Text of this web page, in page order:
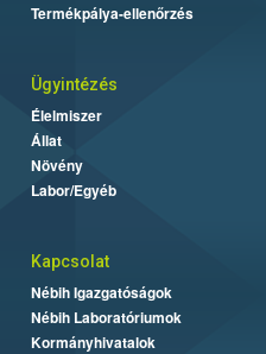
Termékpálya-ellenőrzés
Ügyintézés
Élelmiszer
Állat
Növény
Labor/Egyéb
Kapcsolat
Nébih Igazgatóságok
Nébih Laboratóriumok
Kormányhivatalok